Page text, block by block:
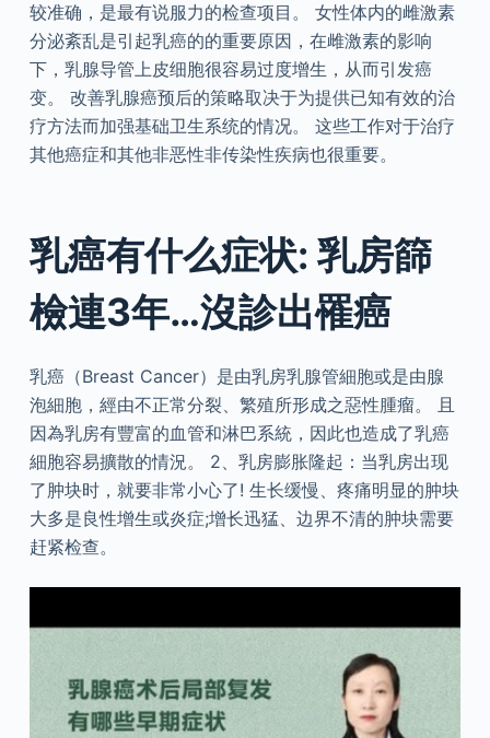
较准确，是最有说服力的检查项目。 女性体内的雌激素
分泌紊乱是引起乳癌的的重要原因，在雌激素的影响
下，乳腺导管上皮细胞很容易过度增生，从而引发癌
变。 改善乳腺癌预后的策略取决于为提供已知有效的治
疗方法而加强基础卫生系统的情况。 这些工作对于治疗
其他癌症和其他非恶性非传染性疾病也很重要。
乳癌有什么症状: 乳房篩
檢連3年…沒診出罹癌
乳癌（Breast Cancer）是由乳房乳腺管細胞或是由腺
泡細胞，經由不正常分裂、繁殖所形成之惡性腫瘤。 且
因為乳房有豐富的血管和淋巴系統，因此也造成了乳癌
細胞容易擴散的情況。 2、乳房膨胀隆起：当乳房出现
了肿块时，就要非常小心了! 生长缓慢、疼痛明显的肿块
大多是良性增生或炎症;增长迅猛、边界不清的肿块需要
赶紧检查。